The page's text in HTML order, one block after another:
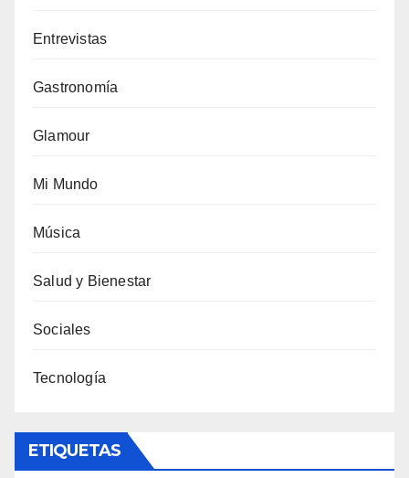
Entrevistas
Gastronomía
Glamour
Mi Mundo
Música
Salud y Bienestar
Sociales
Tecnología
ETIQUETAS